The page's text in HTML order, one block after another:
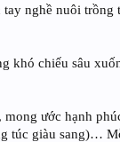
nghề nuôi trồng
khó chiếu sâu
ước hạnh
túc giàu sang)…